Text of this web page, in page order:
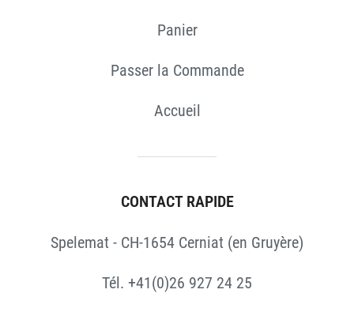
Panier
Passer la Commande
Accueil
CONTACT RAPIDE
Spelemat - CH-1654 Cerniat (en Gruyère)
Tél. +41(0)26 927 24 25